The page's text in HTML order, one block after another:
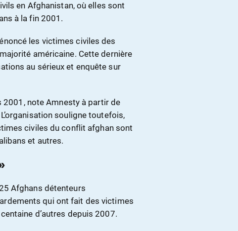
en Afghanistan, où elles sont
à la fin 2001.
les victimes civiles des
américaine. Cette dernière
au sérieux et enquête sur
note Amnesty à partir de
souligne toutefois,
civiles du conflit afghan sont
et autres.
Afghans détenteurs
qui ont fait des victimes
d’autres depuis 2007.